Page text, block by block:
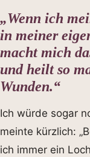
„Wenn ich
in meiner
macht mich
und heilt so
Wunden.“
Ich würde sogar
meinte kürzlich:
ich immer ein